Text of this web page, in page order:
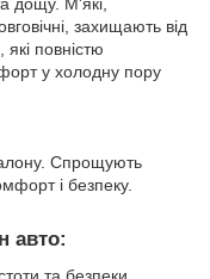
дощу. М'які,
захищають від
повністю
у холодну пору
Спрощують
і безпеку.
авто:
та безпеки.